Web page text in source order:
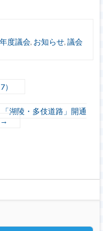
度議会, お知らせ, 議会
湖陵・多伎道路」開通
→